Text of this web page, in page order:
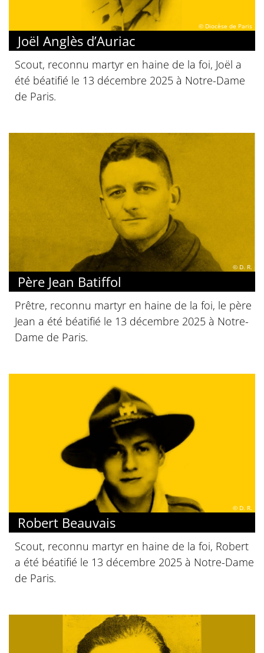
© Diocèse de Paris
Joël Anglès d’Auriac
Scout, reconnu martyr en haine de la foi, Joël a
été béatifié le 13 décembre 2025 à Notre-Dame
de Paris.
© D. R.
Père Jean Batiffol
Prêtre, reconnu martyr en haine de la foi, le père
Jean a été béatifié le 13 décembre 2025 à Notre-
Dame de Paris.
© D. R.
Robert Beauvais
Scout, reconnu martyr en haine de la foi, Robert
a été béatifié le 13 décembre 2025 à Notre-Dame
de Paris.